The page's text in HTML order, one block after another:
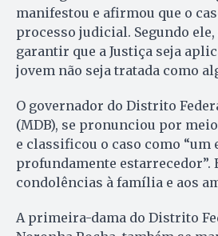
manifestou e afirmou que o
processo judicial. Segundo ele,
garantir que a Justiça seja
jovem não seja tratada como
O governador do Distrito
(MDB), se pronunciou por
e classificou o caso como “um
profundamente estarrecedor”.
condolências à família e aos
A primeira-dama do Distrito